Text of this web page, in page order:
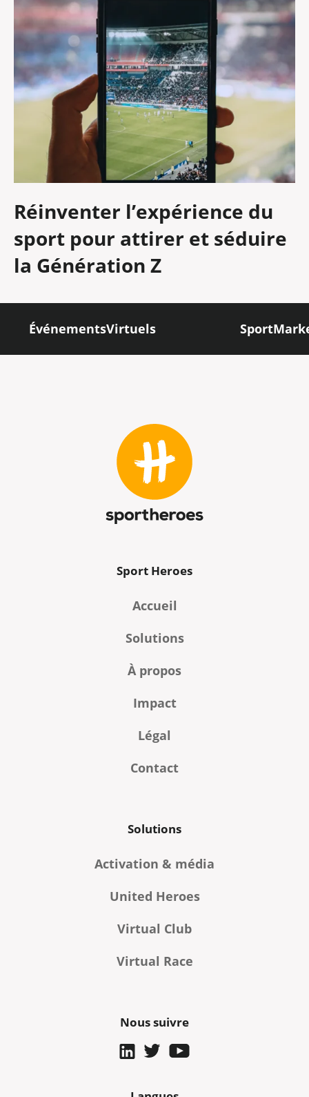
Réinventer l’expérience du
sport pour attirer et séduire
la Génération Z
ÉvénementsVirtuels
Sport Heroes
Accueil
Solutions
À propos
Impact
Légal
Contact
Solutions
Activation & média
United Heroes
Virtual Club
Virtual Race
Nous suivre